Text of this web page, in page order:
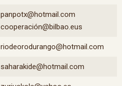
panpotx@hotmail.com
cooperación@bilbao.eus
riodeorodurango@hotmail.com
saharakide@hotmail.com